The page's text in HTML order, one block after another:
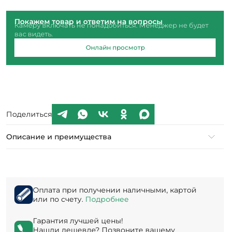
Покажем товар и ответим на вопросы
Камеру включать не понадобиться. Менеджер не будет
вас видеть.
Онлайн просмотр
Поделиться
Описание и преимущества
Оплата при получении наличными, картой
или по счету. Подробнее
Гарантия лучшей цены!
Нашли дешевле? Позвоните вашему